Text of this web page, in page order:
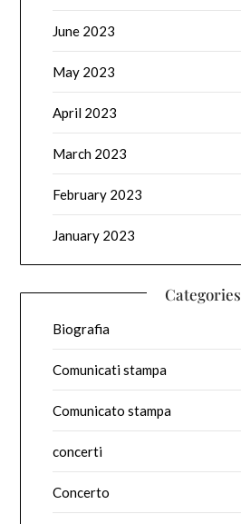
June 2023
May 2023
April 2023
March 2023
February 2023
January 2023
Categories
Biografia
Comunicati stampa
Comunicato stampa
concerti
Concerto